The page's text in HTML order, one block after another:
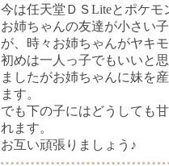
今は任天堂ＤＳLiteとポケモ
お姉ちゃんの友達が小さい
が、時々お姉ちゃんがヤキ
初めは一人っ子でもいいと
ましたがお姉ちゃんに妹を
ます。
でも下の子にはどうしても
れます。
お互い頑張りましょう♪